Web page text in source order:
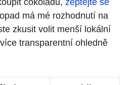
čokoládu, zeptejte se
má mé rozhodnutí na
zkusit volit menší lokální
transparentní ohledně